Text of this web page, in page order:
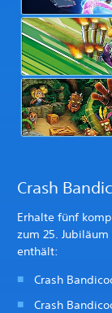
Crash
Erhalte fünf
zum 25.
enthält:
Crash
Crash